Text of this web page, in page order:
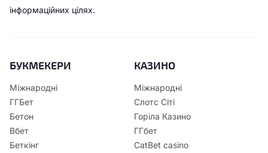
інформаційних цілях.
БУКМЕКЕРИ
Міжнародні
ГГБет
Бетон
Вбет
Беткінг
КАЗИНО
Міжнародні
Слотс Сіті
Горіла Казино
ГГбет
CatBet casino